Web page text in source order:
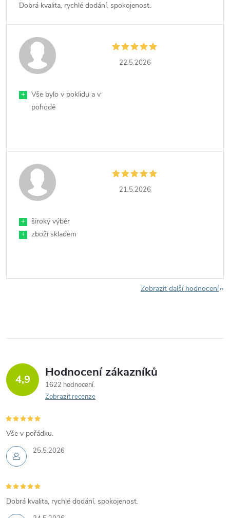
Dobrá kvalita, rychlé dodání, spokojenost.
22.5.2026
+
Vše bylo v poklidu a v
pohodě
21.5.2026
+
široký výběr
+
zboží skladem
Zobrazit další hodnocení
4,9 Hodnocení zákazníků
1622 hodnocení
Zobrazit recenze
25.5.2026
Vše v pořádku.
Dobrá kvalita, rychlé dodání, spokojenost.